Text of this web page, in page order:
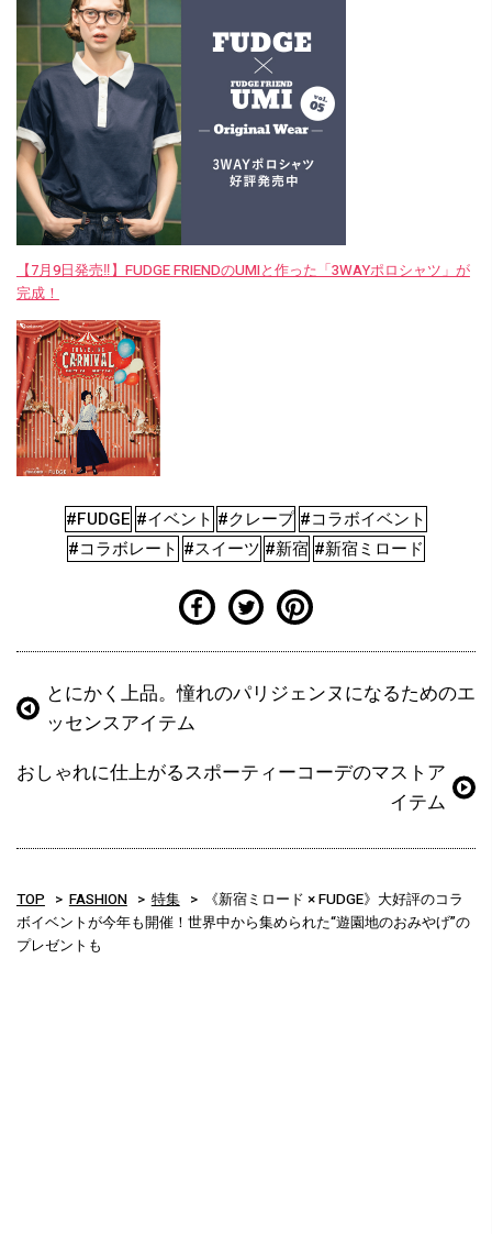
【7月9日発売‼︎】FUDGE FRIENDのUMIと作った「3WAYポロシャツ」が
完成！
#FUDGE #イベント #クレープ #コラボイベント
#コラボレート #スイーツ #新宿 #新宿ミロード
とにかく上品。憧れのパリジェンヌになるためのエ
ッセンスアイテム
おしゃれに仕上がるスポーティーコーデのマストア
イテム
TOP FASHION 特集
《新宿ミロード × FUDGE》大好評のコラ
ボイベントが今年も開催！世界中から集められた“遊園地のおみやげ”の
プレゼントも